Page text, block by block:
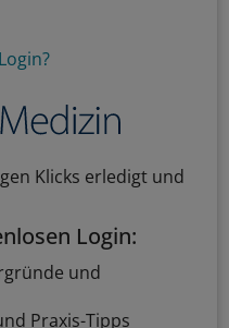
Klicks erledigt und
Login:
und
Praxis-Tipps